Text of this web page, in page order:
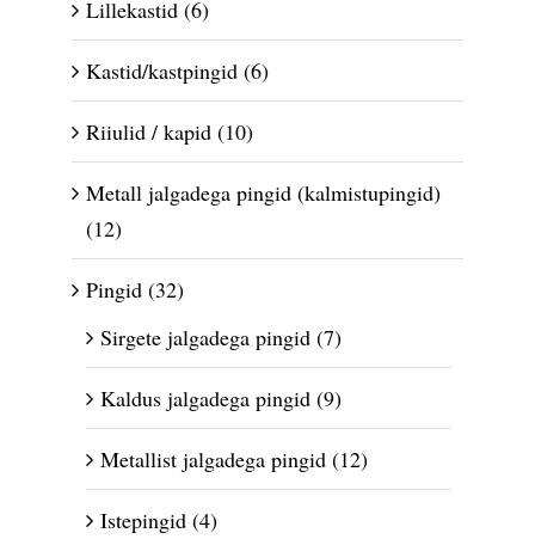
Lillekastid (6)
Kastid/kastpingid (6)
Riiulid / kapid (10)
Metall jalgadega pingid (kalmistupingid)
(12)
Pingid (32)
Sirgete jalgadega pingid (7)
Kaldus jalgadega pingid (9)
Metallist jalgadega pingid (12)
Istepingid (4)